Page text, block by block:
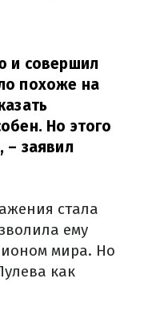
​​и совершил
похоже на
Но этого
– заявил
стала
ему
мира. Но
как